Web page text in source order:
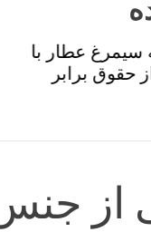
عطار با
برابر
از